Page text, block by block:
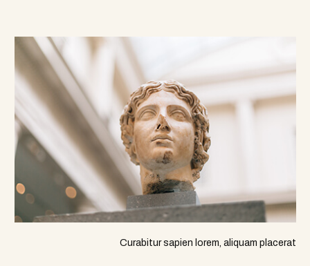
Curabitur sapien lorem, aliquam placerat